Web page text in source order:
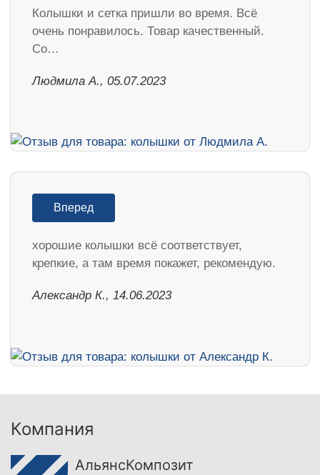
Колышки и сетка пришли во время. Всё
очень понравилось. Товар качественный.
Со…
Людмила А., 05.07.2023
Вперед
хорошие колышки всё соответствует,
крепкие, а там время покажет, рекомендую.
Александр К., 14.06.2023
Компания
АльянсКомпозит